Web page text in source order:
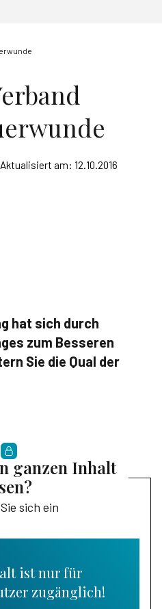
Aktualisiert am: 12.10.2016
hat sich durch
zum Besseren
Sie die Qual der
ganzen Inhalt
sich ein
ist nur für
zugänglich!